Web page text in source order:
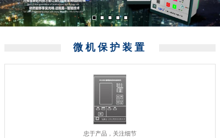
微机保护装置
忠于产品，关注细节